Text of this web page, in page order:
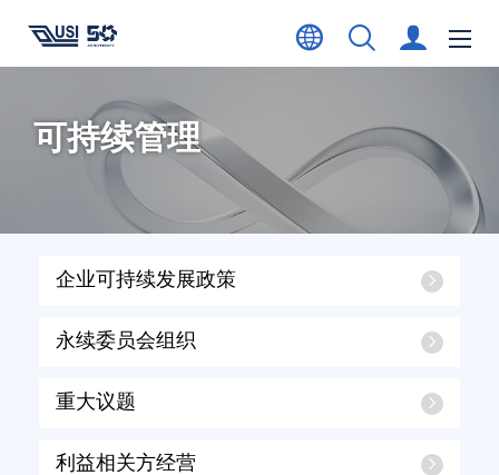
可持续管理
企业可持续发展政策
永续委员会组织
重大议题
利益相关方经营